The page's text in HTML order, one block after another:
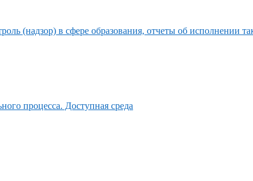
(надзор) в сфере образования, отчеты об исполнении
процесса. Доступная среда